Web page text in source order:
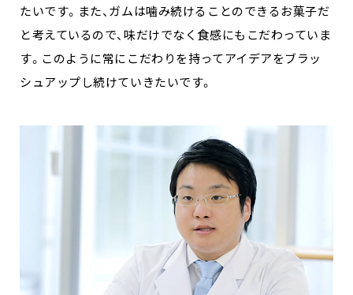
たいです。また、ガムは噛み続けることのできるお菓子だ
と考えているので、味だけでなく食感にもこだわっていま
す。このように常にこだわりを持ってアイデアをブラッ
シュアップし続けていきたいです。